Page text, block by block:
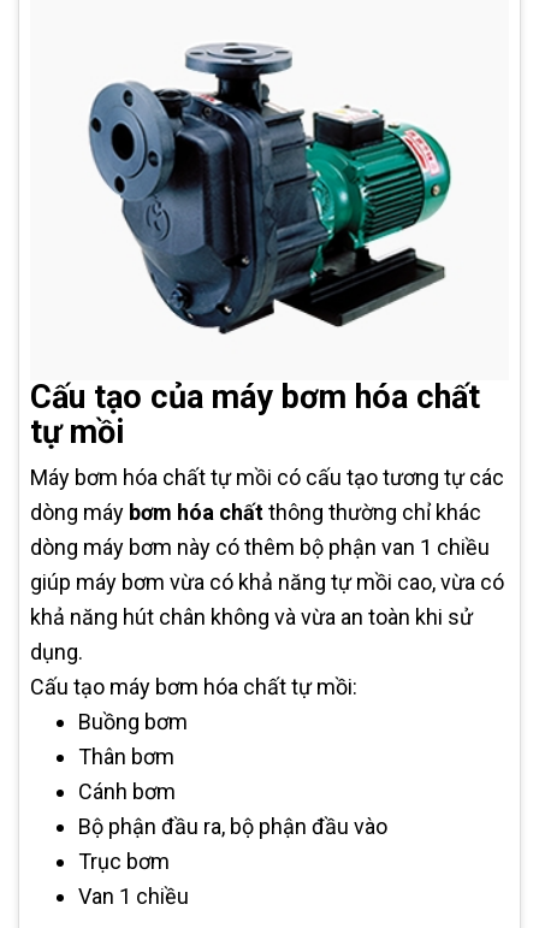
Cấu tạo của máy bơm hóa chất
tự mồi
Máy bơm hóa chất tự mồi có cấu tạo tương tự các
dòng máy bơm hóa chấtthông thường chỉ khác
dòng máy bơm này có thêm bộ phận van 1 chiều
giúp máy bơm vừa có khả năng tự mồi cao, vừa có
khả năng hút chân không và vừa an toàn khi sử
dụng.
Cấu tạo máy bơm hóa chất tự mồi:
Buồng bơm
Thân bơm
Cánh bơm
Bộ phận đầu ra, bộ phận đầu vào
Trục bơm
Van 1 chiều